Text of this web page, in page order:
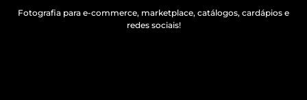
Fotografia para e-commerce, marketplace, catálogos, cardápios e
redes sociais!